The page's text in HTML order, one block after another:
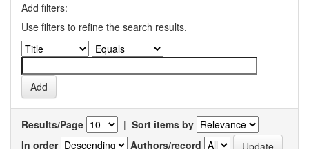
Add filters:
Use filters to refine the search results.
Results/Page | Sort items by
In order
Authors/record